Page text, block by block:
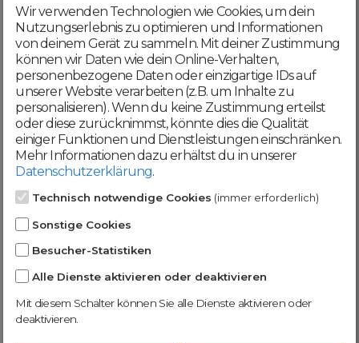
Mit deiner Registrierung bestätigst du,
dass du dieAGBund
Datenschutzerklärung akzeptierst
Weiter
Werde jetzt Teil der
DomainCatcher-
Community!
Nutze unsere Erfahrung und profitiere
Wir verwenden Technologien wie Cookies, um dein
Nutzungserlebnis zu optimieren und Informationen
von deinem Gerät zu sammeln. Mit deiner Zustimmung
können wir Daten wie dein Online-Verhalten,
personenbezogene Daten oder einzigartige IDs auf
unserer Website verarbeiten (z.B. um Inhalte zu
personalisieren). Wenn du keine Zustimmung erteilst
oder diese zurücknimmst, könnte dies die Qualität
einiger Funktionen und Dienstleistungen einschränken.
Mehr Informationen dazu erhältst du in unserer
Datenschutzerklärung.
Technisch notwendige Cookies (immer erforderlich)
Sonstige Cookies
Besucher-Statistiken
Alle Dienste aktivieren oder deaktivieren
Mit diesem Schalter können Sie alle Dienste aktivieren oder
deaktivieren.